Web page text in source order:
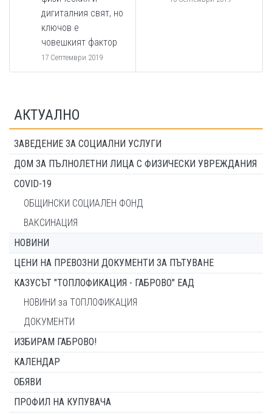
дигиталния свят, но
ключов е
човешкият фактор
17 Септември 2019
АКТУАЛНО
ЗАВЕДЕНИЕ ЗА СОЦИАЛНИ УСЛУГИ
ДОМ ЗА ПЪЛНОЛЕТНИ ЛИЦА С ФИЗИЧЕСКИ УВРЕЖДАНИЯ
COVID-19
ОБЩИНСКИ СОЦИАЛЕН ФОНД
ВАКСИНАЦИЯ
НОВИНИ
ЦЕНИ НА ПРЕВОЗНИ ДОКУМЕНТИ ЗА ПЪТУВАНЕ
КАЗУСЪТ "ТОПЛОФИКАЦИЯ - ГАБРОВО" ЕАД
НОВИНИ за ТОПЛОФИКАЦИЯ
ДОКУМЕНТИ
ИЗБИРАМ ГАБРОВО!
КАЛЕНДАР
ОБЯВИ
ПРОФИЛ НА КУПУВАЧА